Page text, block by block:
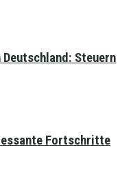
Steuern
Fortschritte